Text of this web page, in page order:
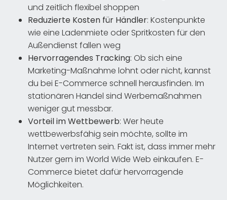
und zeitlich flexibel shoppen
Reduzierte Kosten für Händler: Kostenpunkte
wie eine Ladenmiete oder Spritkosten für den
Außendienst fallen weg
Hervorragendes Tracking: Ob sich eine
Marketing-Maßnahme lohnt oder nicht, kannst
du bei E-Commerce schnell herausfinden. Im
stationären Handel sind Werbemaßnahmen
weniger gut messbar.
Vorteil im Wettbewerb: Wer heute
wettbewerbsfähig sein möchte, sollte im
Internet vertreten sein. Fakt ist, dass immer mehr
Nutzer gern im World Wide Web einkaufen. E-
Commerce bietet dafür hervorragende
Möglichkeiten.